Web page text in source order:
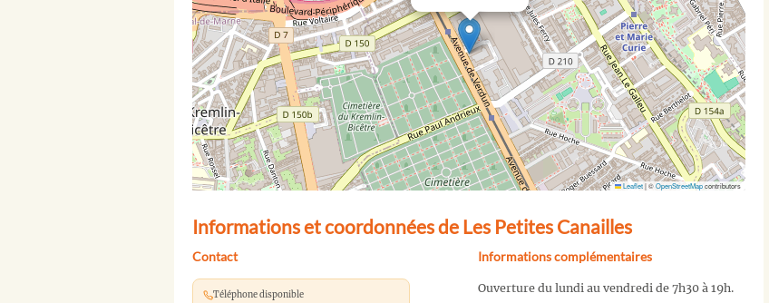
Leaflet|©OpenStreetMapcontributors
Informations et coordonnées de Les Petites Canailles
Contact
Téléphone disponible
Informations complémentaires
Ouverture du lundi au vendredi de 7h30 à 19h.